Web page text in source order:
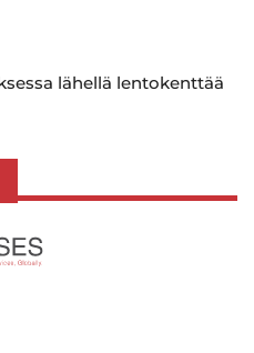
lähellä lentokenttää